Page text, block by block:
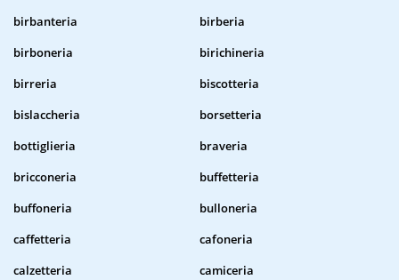
birbanteria
birberia
birboneria
birichineria
birreria
biscotteria
bislaccheria
borsetteria
bottiglieria
braveria
bricconeria
buffetteria
buffoneria
bulloneria
caffetteria
cafoneria
calzetteria
camiceria